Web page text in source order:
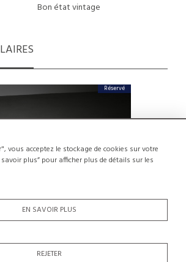
vous acceptez le stockage de cookies sur votre
plus” pour afficher plus de détails sur les
EN SAVOIR PLUS
REJETER
Bon état vintage
Réservé